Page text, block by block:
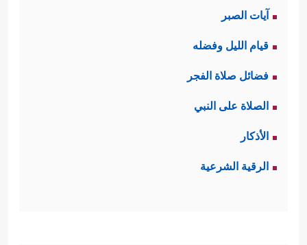
آيات الصبر
قيام الليل وفضله
فضائل صلاة الفجر
الصلاة على النبي
الأذكار
الرقية الشرعية